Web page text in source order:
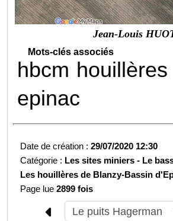
Jean-Louis
Mots-clés associés
hbcm houillères
epinac
Date de création :29/07/2020 12:30
Catégorie : Les sites miniers - Le
Les houillères de Blanzy-Bassin
Page lue2899 fois